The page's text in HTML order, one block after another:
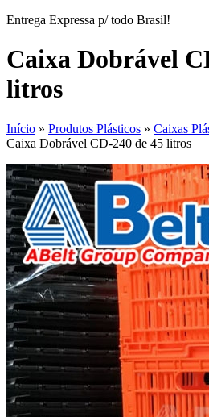
Entrega Expressa p/ todo Brasil!
Caixa Dobrável
litros
Início » Produtos Plásticos » Caixas
Caixa Dobrável CD-240 de 45 litros